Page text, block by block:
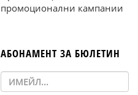
промоционални кампании
АБОНАМЕНТ ЗА БЮЛЕТИН